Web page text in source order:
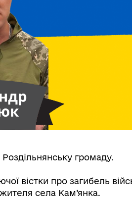
рівність
безпека та
захист інформації
громаду.
вістки про загибель
села Кам’янка.